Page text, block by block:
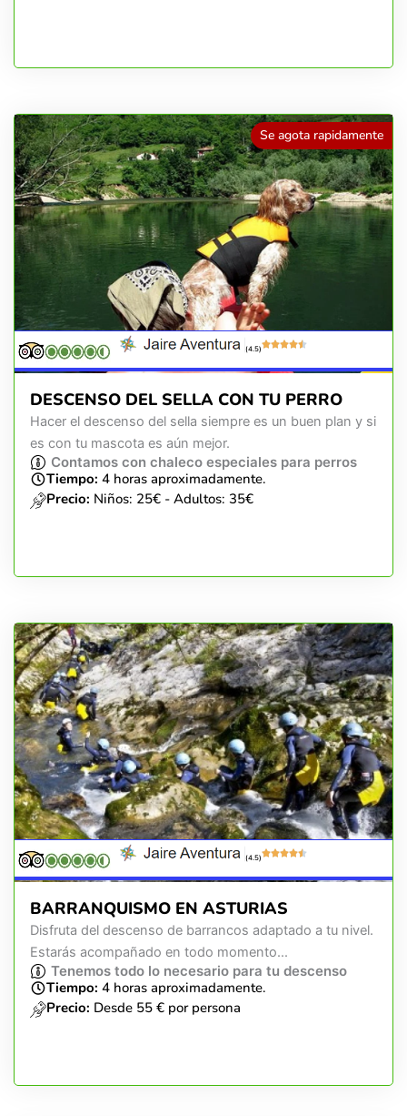
Se agota rapidamente
(4.5)
DESCENSO DEL SELLA CON TU PERRO
Hacer el descenso del sella siempre es un buen plan y si
es con tu mascota es aún mejor.
Contamos con chaleco especiales para perros
Tiempo: 4 horas aproximadamente.
Precio: Niños: 25€ - Adultos: 35€
(4.5)
BARRANQUISMO EN ASTURIAS
Disfruta del descenso de barrancos adaptado a tu nivel.
Estarás acompañado en todo momento...
Tenemos todo lo necesario para tu descenso
Tiempo: 4 horas aproximadamente.
Precio: Desde 55 € por persona